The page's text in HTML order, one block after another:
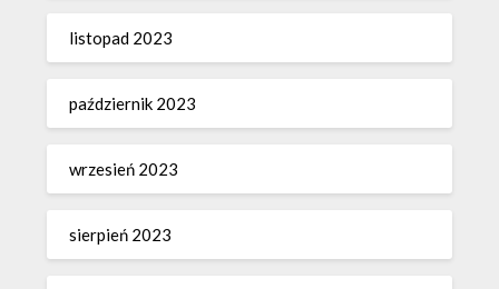
listopad 2023
październik 2023
wrzesień 2023
sierpień 2023